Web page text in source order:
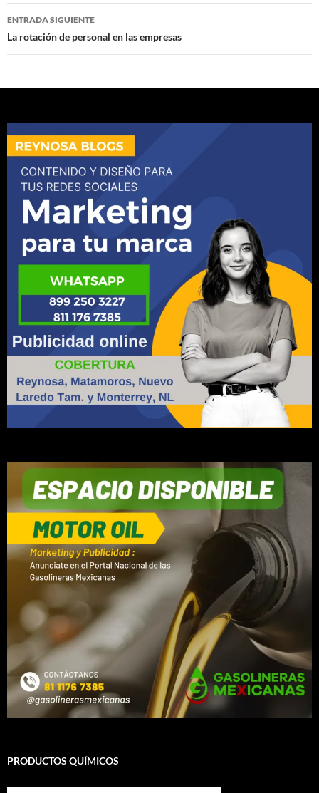
entradas
ENTRADA SIGUIENTE
La rotación de personal en las empresas
PRODUCTOS QUÍMICOS